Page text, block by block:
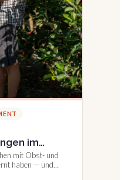
im
Betrieben
mit Obst- und
haben — und